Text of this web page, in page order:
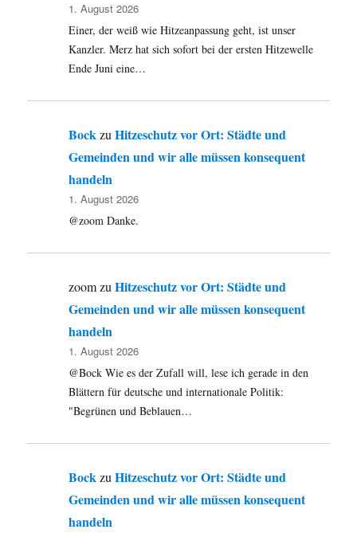
1. August 2026
Einer, der weiß wie Hitzeanpassung geht, ist unser
Kanzler. Merz hat sich sofort bei der ersten Hitzewelle
Ende Juni eine…
BockzuHitzeschutz vor Ort: Städte und
Gemeinden und wir alle müssen konsequent
handeln
1. August 2026
@zoom Danke.
zoomzuHitzeschutz vor Ort: Städte und
Gemeinden und wir alle müssen konsequent
handeln
1. August 2026
@Bock Wie es der Zufall will, lese ich gerade in den
Blättern für deutsche und internationale Politik:
"Begrünen und Beblauen…
BockzuHitzeschutz vor Ort: Städte und
Gemeinden und wir alle müssen konsequent
handeln